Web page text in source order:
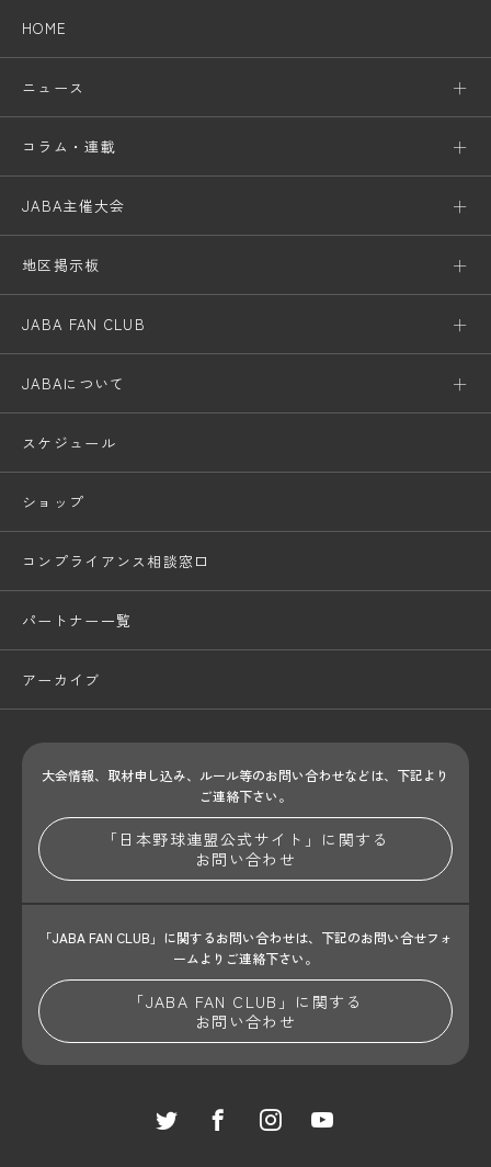
HOME
ニュース
コラム・連載
JABA主催大会
地区掲示板
JABA FAN CLUB
JABAについて
スケジュール
ショップ
コンプライアンス相談窓口
パートナー一覧
アーカイブ
大会情報、取材申し込み、ルール等のお問い合わせなどは、下記より
ご連絡下さい。
「日本野球連盟公式サイト」に関する
お問い合わせ
「JABA FAN CLUB」に関するお問い合わせは、 下記のお問い合せフォ
ームよりご連絡下さい。
「JABA FAN CLUB」に関する
お問い合わせ